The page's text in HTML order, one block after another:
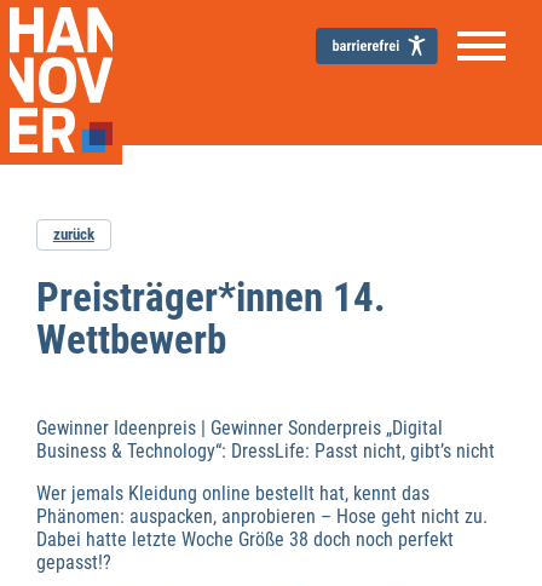
zurück
Preisträger*innen 14.
Wettbewerb
Gewinner Ideenpreis | Gewinner Sonderpreis „Digital
Business & Technology“: DressLife: Passt nicht, gibt’s nicht
Wer jemals Kleidung online bestellt hat, kennt das
Phänomen: auspacken, anprobieren – Hose geht nicht zu.
Dabei hatte letzte Woche Größe 38 doch noch perfekt
gepasst!?